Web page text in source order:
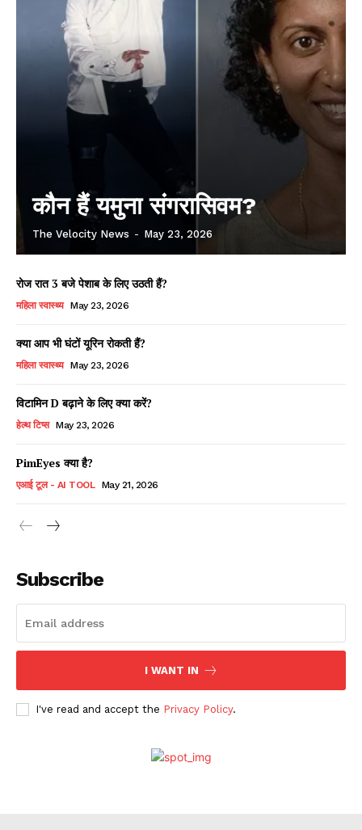
कौन हैं यमुना संगरासिवम?
The Velocity News - May 23, 2026
रोज रात 3 बजे पेशाब के लिए उठती हैं?
महिला स्वास्थ्य May 23, 2026
क्या आप भी घंटों यूरिन रोकती हैं?
महिला स्वास्थ्य May 23, 2026
विटामिन D बढ़ाने के लिए क्या करें?
हेल्थ टिप्स May 23, 2026
PimEyes क्या है?
एआई टूल - AI TOOL May 21, 2026
Subscribe
I WANT IN
I've read and accept the Privacy Policy.